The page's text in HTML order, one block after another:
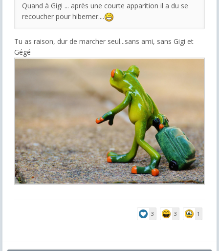
Quand à Gigi ... après une courte apparition il a du se
recoucher pour hiberner....
Tu as raison, dur de marcher seul...sans ami, sans Gigi et
Gégé
3 3 1